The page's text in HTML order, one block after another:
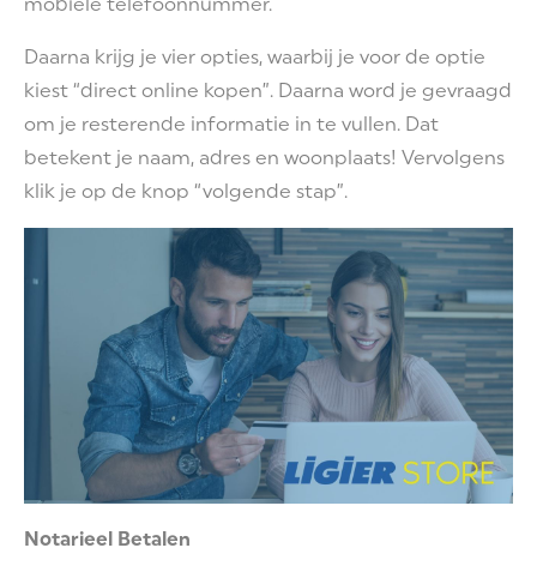
Daarna krijg je vier opties, waarbij je voor de optie
kiest “direct online kopen”. Daarna word je gevraagd
om je resterende informatie in te vullen. Dat
betekent je naam, adres en woonplaats! Vervolgens
klik je op de knop “volgende stap”.
Notarieel Betalen